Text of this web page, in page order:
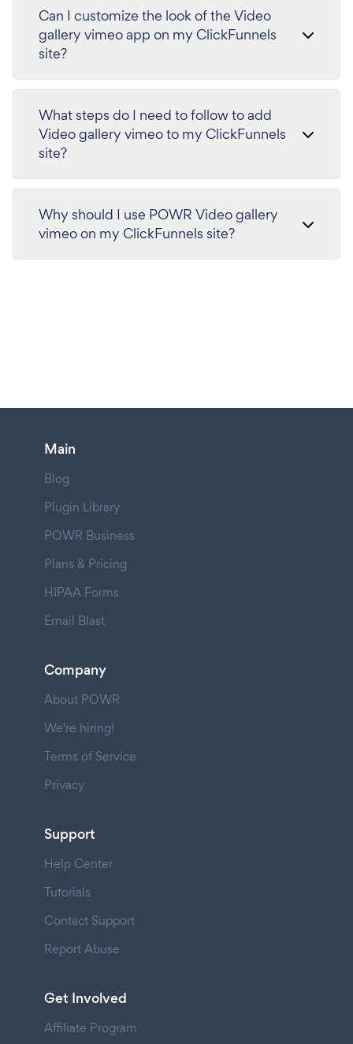
Can I customize the look of the Video
gallery vimeo app on my ClickFunnels
site?
What steps do I need to follow to add
Video gallery vimeo to my ClickFunnels
site?
Why should I use POWR Video gallery
vimeo on my ClickFunnels site?
Main
Blog
Plugin Library
POWR Business
Plans & Pricing
HIPAA Forms
Email Blast
Company
About POWR
We're hiring!
Terms of Service
Privacy
Support
Help Center
Tutorials
Contact Support
Report Abuse
Get Involved
Affiliate Program